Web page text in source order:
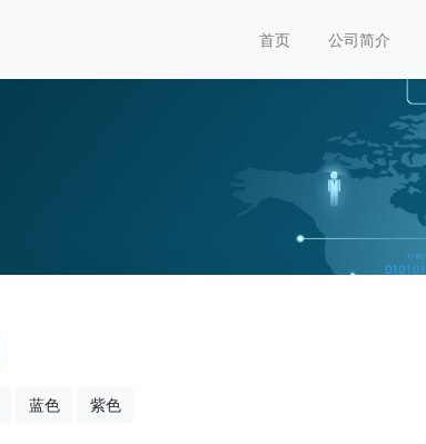
首页 公司简介
蓝色 紫色